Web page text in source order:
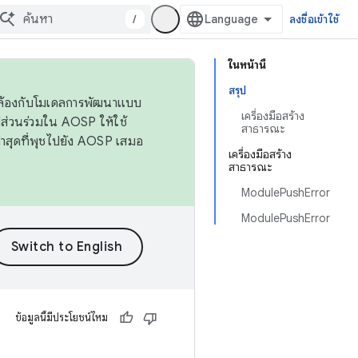
/ ลงชื่อเข้าใช้
ในหน้านี้
สรุป
เครื่องมือสร้าง
สาธารณะ
เครื่องมือสร้าง
สาธารณะ
ModulePushError
ModulePushError
องกับโมเดลการพัฒนาแบบ
วนร่วมใน AOSP ให้ใช้
สุดที่พุชไปยัง AOSP เสมอ
ข้อมูลนี้มีประโยชน์ไหม